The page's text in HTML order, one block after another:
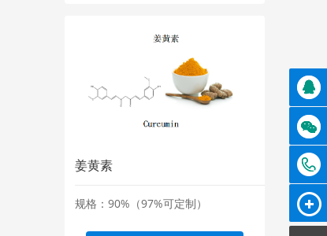
姜黄素
规格：90%（97%可定制）